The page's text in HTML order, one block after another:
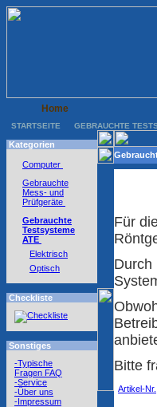
Home
STARTSEITE GEBRAUCHTE
Kategorien
Computer
Gebrauchte
Mess- und
Prüfgeräte
Gebrauchte
Testsysteme
ATE
Elektrisch
Optisch
Checkliste
Sonstiges
-Typische
Fragen FAQ
-Service
-Über uns
-Impressum
Für
Durch
Bitte
Artikel-Nr.